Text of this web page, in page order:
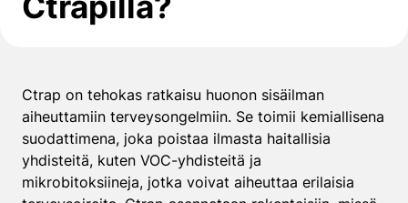
Ctrap on tehokas ratkaisu huonon sisäilman
aiheuttamiin terveysongelmiin. Se toimii kemiallisena
suodattimena, joka poistaa ilmasta haitallisia
yhdisteitä, kuten VOC-yhdisteitä ja
mikrobitoksiineja, jotka voivat aiheuttaa erilaisia